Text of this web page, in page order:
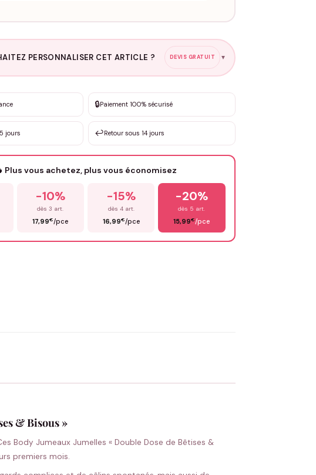
PERSONNALISER CET ARTICLE ? DEVIS GRATUIT ▼
sur mesure
· Personnalisation de 3 à 10€ selon la demande
vous ?
🔒Paiement 100% sécurisé
jours ↩️Retour sous 14 jours
Plus vous achetez, plus vous économisez
-10%
dès 3 art.
17,99€/pce
-15%
dès 4 art.
16,99€/pce
-20%
dès 5 art.
15,99€/pce
& Bisous »
Body Jumeaux Jumelles « Double Dose de Bêtises &
premiers mois.